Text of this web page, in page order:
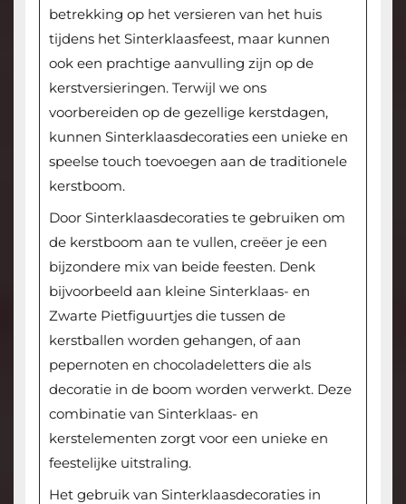
betrekking op het versieren van het huis
tijdens het Sinterklaasfeest, maar kunnen
ook een prachtige aanvulling zijn op de
kerstversieringen. Terwijl we ons
voorbereiden op de gezellige kerstdagen,
kunnen Sinterklaasdecoraties een unieke en
speelse touch toevoegen aan de traditionele
kerstboom.
Door Sinterklaasdecoraties te gebruiken om
de kerstboom aan te vullen, creëer je een
bijzondere mix van beide feesten. Denk
bijvoorbeeld aan kleine Sinterklaas- en
Zwarte Pietfiguurtjes die tussen de
kerstballen worden gehangen, of aan
pepernoten en chocoladeletters die als
decoratie in de boom worden verwerkt. Deze
combinatie van Sinterklaas- en
kerstelementen zorgt voor een unieke en
feestelijke uitstraling.
Het gebruik van Sinterklaasdecoraties in